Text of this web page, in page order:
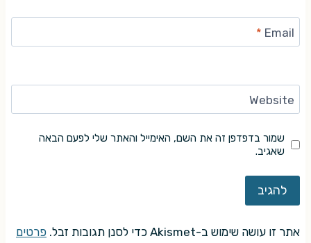
Email
*
Website
שמור בדפדפן זה את השם, האימייל והאתר שלי לפעם הבאה
שאגיב.
אתר זו עושה שימוש ב-Akismet כדי לסנן תגובות זבל.
פרטים